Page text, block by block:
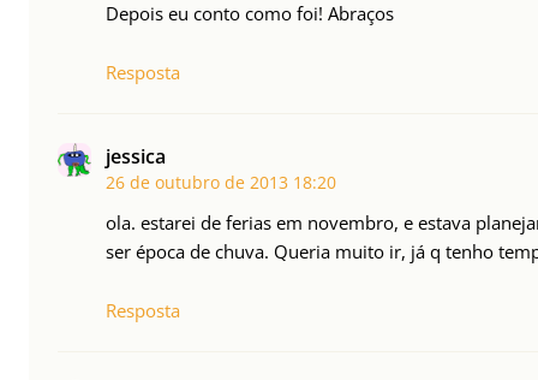
Depois eu conto como foi! Abraços
Resposta
jessica
26 de outubro de 2013 18:20
ola. estarei de ferias em novembro, e estava
ser época de chuva. Queria muito ir, já q tenho
Resposta